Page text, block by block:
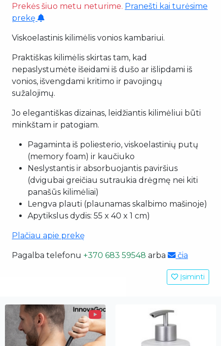
Prekės šiuo metu neturime. Pranešti kai turėsime
prekę
Viskoelastinis kilimėlis vonios kambariui.
Praktiškas kilimėlis skirtas tam, kad
nepaslystumėte išeidami iš dušo ar išlipdami iš
vonios, išvengdami kritimo ir pavojingų
sužalojimų.
Jo elegantiškas dizainas, leidžiantis kilimėliui būti
minkštam ir patogiam.
Pagaminta iš poliesterio, viskoelastinių putų
(memory foam) ir kaučiuko
Neslystantis ir absorbuojantis paviršius
(dvigubai greičiau sutraukia drėgmę nei kiti
panašūs kilimėliai)
Lengva plauti (plaunamas skalbimo mašinoje)
Apytikslus dydis: 55 x 40 x 1 cm)
Plačiau apie prekę
Pagalba telefonu +370 683 59548 arba čia
Įsiminti